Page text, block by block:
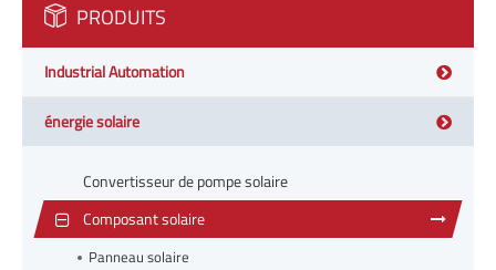
PRODUITS
Industrial Automation
énergie solaire
Convertisseur de pompe solaire
Composant solaire
Panneau solaire